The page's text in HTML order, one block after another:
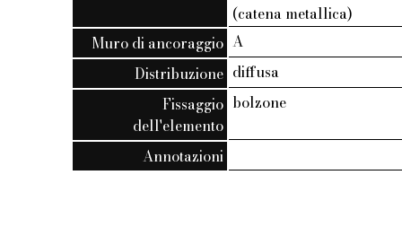
(catena metallica)
Muro di ancoraggio A
Distribuzione diffusa
Fissaggio
dell'elemento
bolzone
Annotazioni